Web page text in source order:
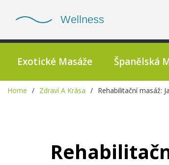
Exotické Masáže Španělská
Home Zdraví A Krása Rehabilitační masáž: